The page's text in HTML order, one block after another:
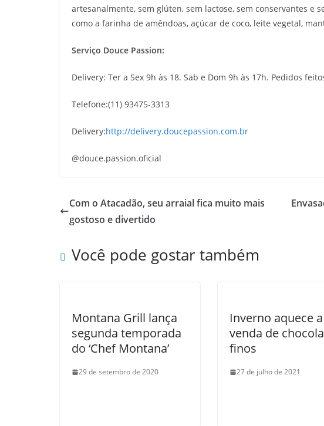
artesanalmente, sem glúten, sem lactose, sem conservantes e
como a farinha de amêndoas, açúcar de coco, leite vegetal,
Serviço Douce Passion:
Delivery: Ter a Sex 9h às 18. Sab e Dom 9h às 17h. Pedidos
Telefone:(11) 93475-3313
Delivery:http://delivery.doucepassion.com.br
@douce.passion.oficial
Com o Atacadão, seu arraial fica muito mais
gostoso e divertido
Você pode gostar também
Montana Grill lança
segunda temporada
do ‘Chef Montana’
29 de setembro de 2020
Inverno aquece a
venda de
finos
27 de julho de 2021